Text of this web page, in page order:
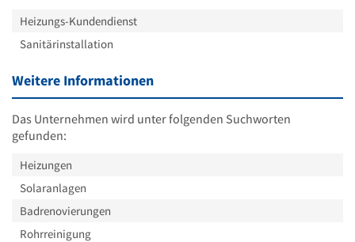
Heizungs-Kundendienst
Sanitärinstallation
Weitere Informationen
Das Unternehmen wird unter folgenden Suchworten
gefunden:
Heizungen
Solaranlagen
Badrenovierungen
Rohrreinigung